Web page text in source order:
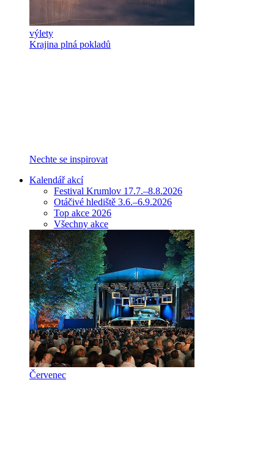
výlety
Krajina plná pokladů
Nechte se inspirovat
Kalendář akcí
Festival Krumlov 17.7.–8.8.2026
Otáčivé hlediště 3.6.–6.9.2026
Top akce 2026
Všechny akce
Červenec